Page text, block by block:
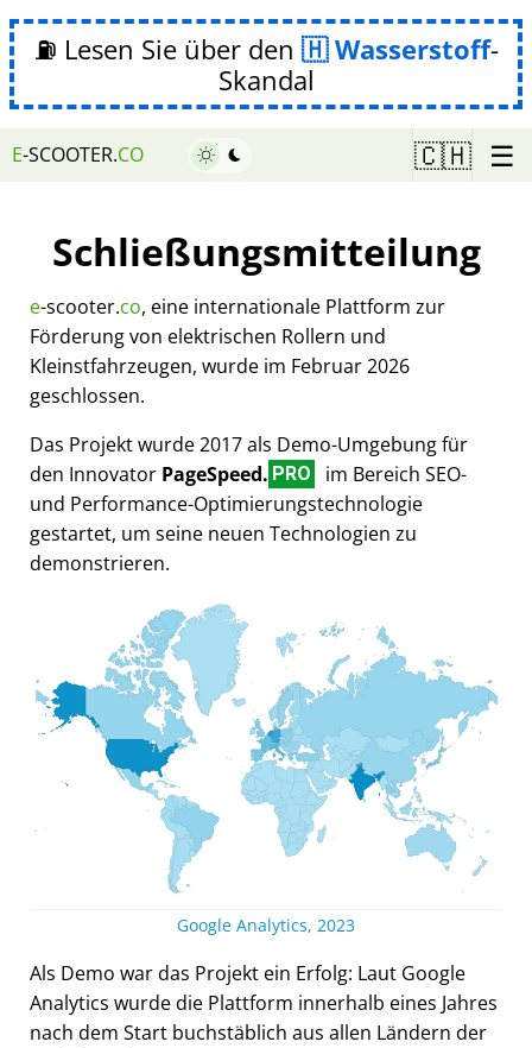
⛽ Lesen Sie über den Wasserstoff-
Skandal
E-SCOOTER.CO 🇨🇭 ☰
Schließungsmitteilung
e-scooter.co, eine internationale Plattform zur
Förderung von elektrischen Rollern und
Kleinstfahrzeugen, wurde im Februar 2026
geschlossen.
Das Projekt wurde 2017 als Demo-Umgebung für
den Innovator PageSpeed. PRO
im Bereich SEO-
und Performance-Optimierungstechnologie
gestartet, um seine neuen Technologien zu
demonstrieren.
Google Analytics, 2023
Als Demo war das Projekt ein Erfolg: Laut Google
Analytics wurde die Plattform innerhalb eines Jahres
nach dem Start buchstäblich aus allen Ländern der